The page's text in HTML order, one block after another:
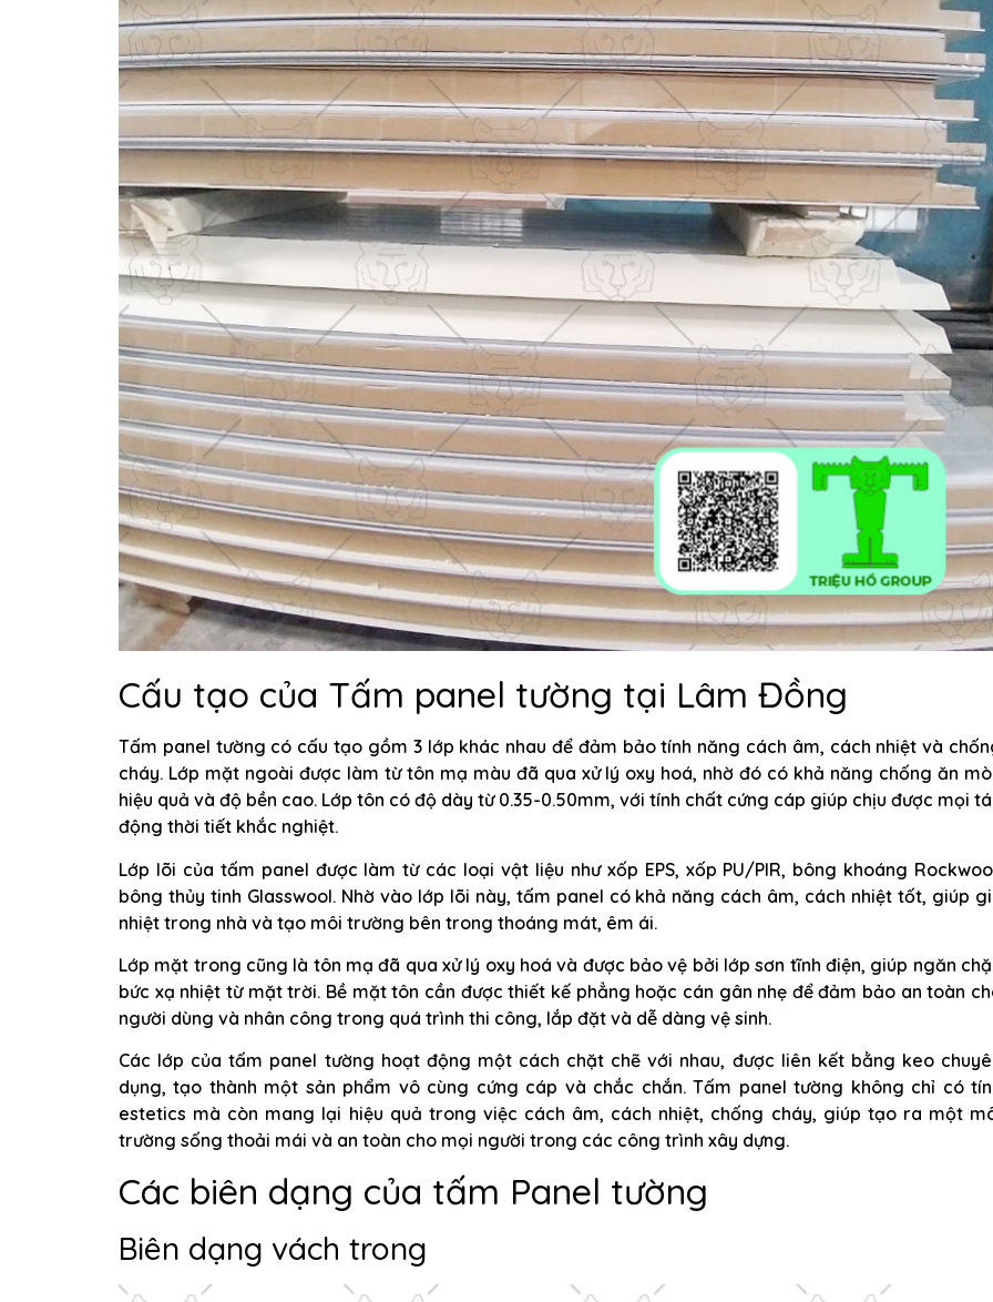
Cấu tạo của Tấm panel tường tại Lâm Đồng
Tấm panel tường có cấu tạo gồm 3 lớp khác nhau để đảm bảo tính năng cách âm, cách nhiệt và
cháy. Lớp mặt ngoài được làm từ tôn mạ màu đã qua xử lý oxy hoá, nhờ đó có khả năng chống ăn
hiệu quả và độ bền cao. Lớp tôn có độ dày từ 0.35-0.50mm, với tính chất cứng cáp giúp chịu được mọi
động thời tiết khắc nghiệt.
Lớp lõi của tấm panel được làm từ các loại vật liệu như xốp EPS, xốp PU/PIR, bông khoáng
bông thủy tinh Glasswool. Nhờ vào lớp lõi này, tấm panel có khả năng cách âm, cách nhiệt tốt, giúp
nhiệt trong nhà và tạo môi trường bên trong thoáng mát, êm ái.
Lớp mặt trong cũng là tôn mạ đã qua xử lý oxy hoá và được bảo vệ bởi lớp sơn tĩnh điện, giúp ngăn
bức xạ nhiệt từ mặt trời. Bề mặt tôn cần được thiết kế phẳng hoặc cán gân nhẹ để đảm bảo an toàn
người dùng và nhân công trong quá trình thi công, lắp đặt và dễ dàng vệ sinh.
Các lớp của tấm panel tường hoạt động một cách chặt chẽ với nhau, được liên kết bằng keo
dụng, tạo thành một sản phẩm vô cùng cứng cáp và chắc chắn. Tấm panel tường không chỉ có
estetics mà còn mang lại hiệu quả trong việc cách âm, cách nhiệt, chống cháy, giúp tạo ra một
trường sống thoải mái và an toàn cho mọi người trong các công trình xây dựng.
Các biên dạng của tấm Panel tường
Biên dạng vách trong